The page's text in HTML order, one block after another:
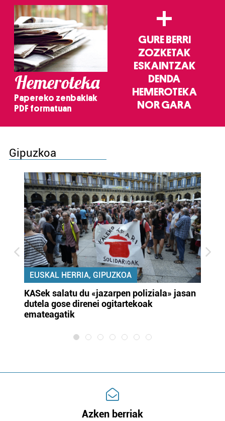
Hemeroteka
Papereko zenbakiak
PDF formatuan
+
GURE BERRI
ZOZKETAK
ESKAINTZAK
DENDA
HEMEROTEKA
NOR GARA
Gipuzkoa
EUSKAL HERRIA, GIPUZKOA
KASek salatu du «jazarpen poliziala» jasan
dutela gose direnei ogitartekoak
emateagatik
Azken berriak